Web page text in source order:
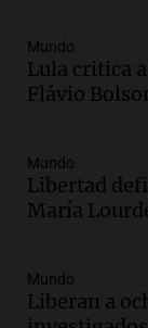
Audio.
como
de un
Audio.
Luis a
Episodios
Audio.
Mundo
Lula critica
Flávio
Mundo
Libertad
María
Mundo
Liberan a